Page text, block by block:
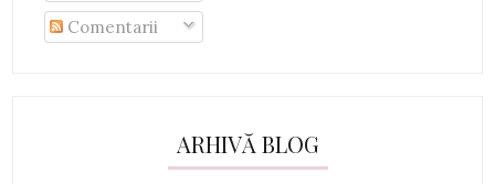
Comentarii
ARHIVĂ BLOG